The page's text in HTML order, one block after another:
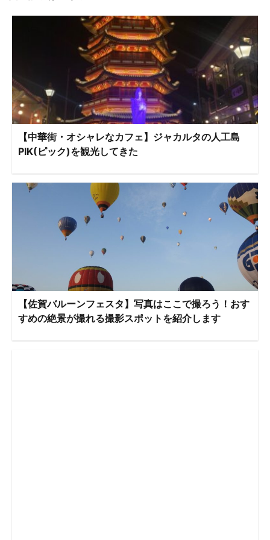
【中華街・オシャレなカフェ】ジャカルタの人工島
PIK(ピック)を観光してきた
【佐賀バルーンフェスタ】写真はここで撮ろう！おす
すめの絶景が撮れる撮影スポットを紹介します